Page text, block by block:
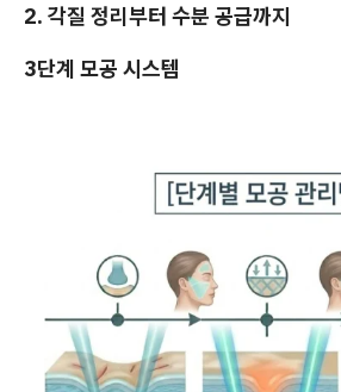
2. 각질 정리부터 수분 공급까지
3단계 모공 시스템